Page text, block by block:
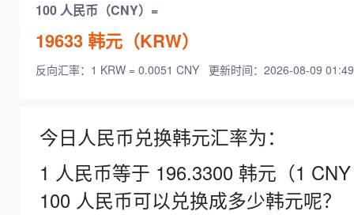
100 人民币（CNY）=
19633韩元（KRW）
反向汇率：1 KRW = 0.0051 CNY 更新时间：2026-08-09
今日人民币兑换韩元汇率为：
1 人民币等于 196.3300 韩元（1
100 人民币可以兑换成多少韩元呢？